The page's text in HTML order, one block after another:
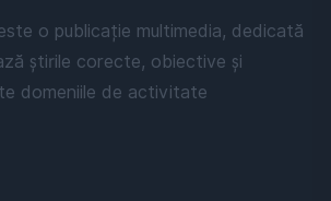
o publicație multimedia, dedicată
știrile corecte, obiective și
domeniile de activitate